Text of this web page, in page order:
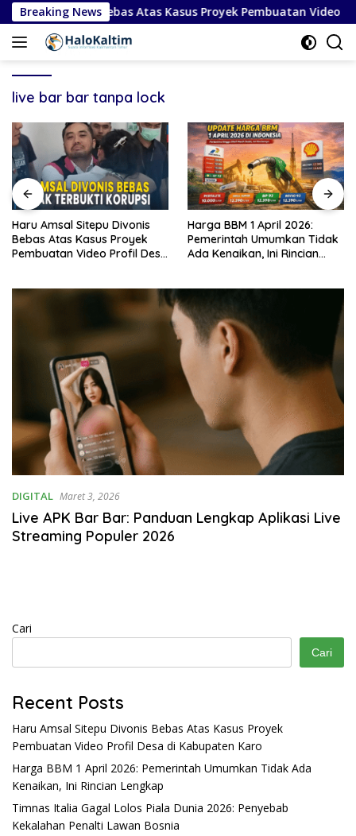
Langsung
ke
konten
Breaking News
Divonis Bebas Atas Kasus Proyek Pembuatan Video
live bar bar tanpa lock
Haru Amsal Sitepu Divonis
Bebas Atas Kasus Proyek
Pembuatan Video Profil Desa
Harga BBM 1 April 2026:
Pemerintah Umumkan Tidak
Ada Kenaikan, Ini Rincian
DIGITAL Maret 3, 2026
Live APK Bar Bar: Panduan Lengkap Aplikasi Live
Streaming Populer 2026
Cari
Cari
Recent Posts
Haru Amsal Sitepu Divonis Bebas Atas Kasus Proyek
Pembuatan Video Profil Desa di Kabupaten Karo
Harga BBM 1 April 2026: Pemerintah Umumkan Tidak Ada
Kenaikan, Ini Rincian Lengkap
Timnas Italia Gagal Lolos Piala Dunia 2026: Penyebab
Kekalahan Penalti Lawan Bosnia